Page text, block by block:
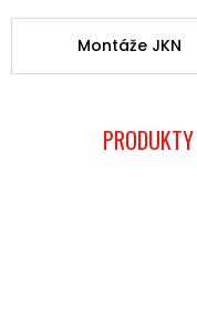
Montáže JKN